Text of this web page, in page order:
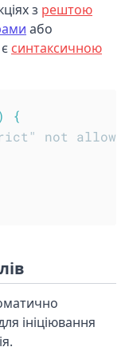
з рештою
або
є синтаксичною
{
not
ініціювання